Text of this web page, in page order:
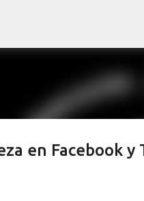
en Facebook